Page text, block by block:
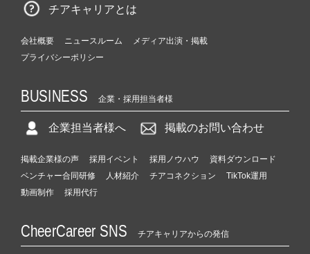
チアキャリアとは
会社概要 ニュースルーム
メディア出演・掲載
プライバシーポリシー
BUSINESS 企業・採用担当者様
企業担当者様へ 掲載のお問い合わせ
掲載企業様の声 採用イベント 採用ノウハウ
資料ダウンロード
ベンチャー合同研修
人材紹介 チアコネクション
TikTok運用
動画制作
採用代行
CheerCareer SNS チアキャリアからの発信